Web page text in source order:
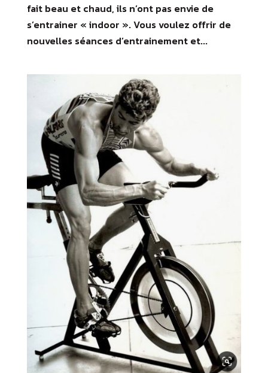
fait beau et chaud, ils n’ont pas envie de
s’entrainer « indoor ». Vous voulez offrir de
nouvelles séances d’entrainement et...